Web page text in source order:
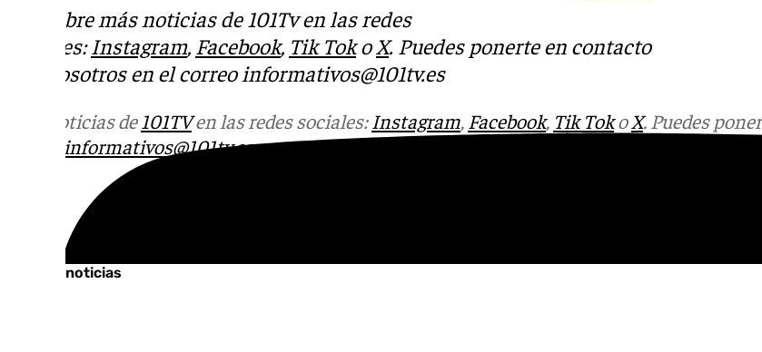
Descubre más noticias de 101Tv en las redes
sociales: Instagram, Facebook, Tik Toko X. Puedes ponerte en contacto
con nosotros en el correo informativos@101tv.es
Más noticias de 101TVen las redes sociales: Instagram, Facebook, Tik TokoX. Puedes
informativos@101tv.es
Últimas noticias